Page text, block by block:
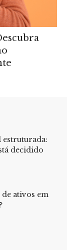
estruturada:
decidido
ativos em